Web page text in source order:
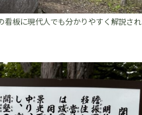
板に現代人でも分かりやすく解説され